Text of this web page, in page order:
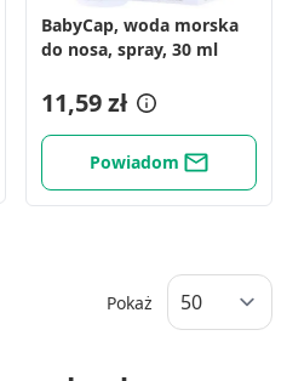
BabyCap, woda morska
do nosa, spray, 30 ml
11,59 zł
Powiadom
Pokaż